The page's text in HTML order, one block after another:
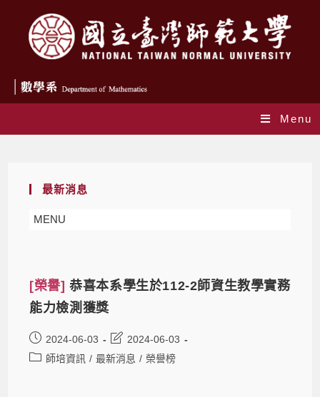
Menu
最新消息
MENU
[榮譽]恭喜本系學生於112-2師資生教學實務
能力檢測獲獎
2024-06-03
2024-06-03
師培資訊 / 最新消息 / 榮譽榜